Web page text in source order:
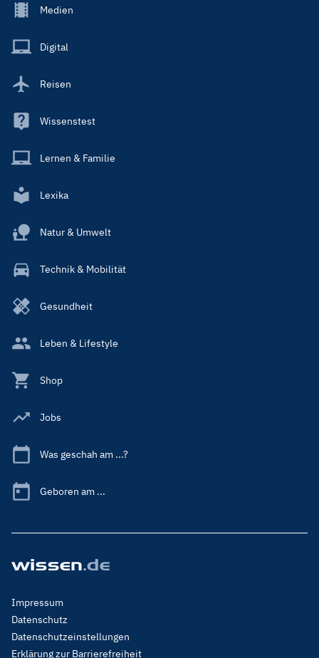
Footer
Main
Medien
Digital
Reisen
Wissenstest
Lernen & Familie
Lexika
Natur & Umwelt
Technik & Mobilität
Gesundheit
Leben & Lifestyle
Shop
Jobs
Was geschah am ...?
Geboren am ...
Footer
Menu
Legal
Impressum
Datenschutz
Datenschutzeinstellungen
Erklärung zur Barrierefreiheit